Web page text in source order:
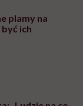
swój atak
rzecz,